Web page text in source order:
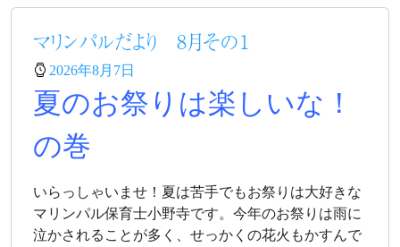
マリンパルだより 8月その１
2026年8月7日
夏のお祭りは楽しいな！
の巻
いらっしゃいませ！夏は苦手でもお祭りは大好きな
マリンパル保育士小野寺です。今年のお祭りは雨に
泣かされることが多く、せっかくの花火もかすんで